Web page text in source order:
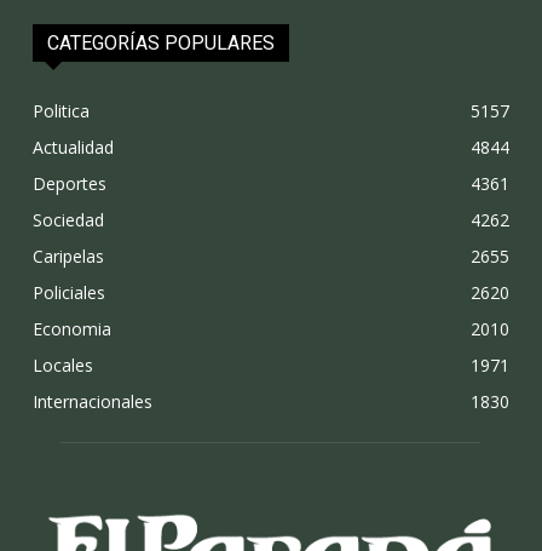
CATEGORÍAS POPULARES
Politica
5157
Actualidad
4844
Deportes
4361
Sociedad
4262
Caripelas
2655
Policiales
2620
Economia
2010
Locales
1971
Internacionales
1830